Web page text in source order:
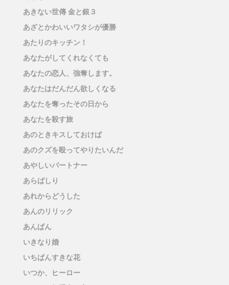
あきない世傳 金と銀３
あざとかわいいワタシが優勝
あたりのキッチン！
あなたがしてくれなくても
あなたの恋人、強奪します。
あなたはだんだん欲しくなる
あなたを奪ったその日から
あなたを殺す旅
あのときキスしておけば
あのクズを殴ってやりたいんだ
あやしいパートナー
あらばしり
あれからどうした
あんのリリック
あんぱん
いきなり婚
いちばんすきな花
いつか、ヒーロー